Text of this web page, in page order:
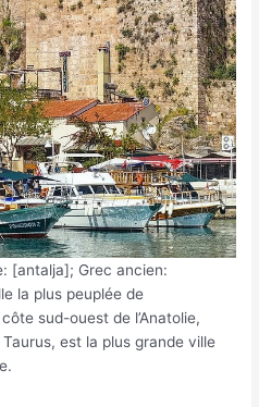
[antalja]; Grec ancien:
la plus peuplée de
sud-ouest de l’Anatolie,
est la plus grande ville